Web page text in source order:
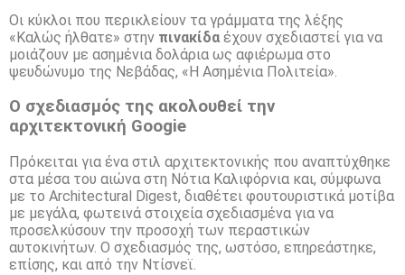
Οι κύκλοι που περικλείουν τα γράμματα της λέξης
«Καλώς ήλθατε» στην πινακίδα έχουν σχεδιαστεί για να
μοιάζουν με ασημένια δολάρια ως αφιέρωμα στο
ψευδώνυμο της Νεβάδας, «Η Ασημένια Πολιτεία».
Ο σχεδιασμός της ακολουθεί την
αρχιτεκτονική Googie
Πρόκειται για ένα στιλ αρχιτεκτονικής που αναπτύχθηκε
στα μέσα του αιώνα στη Νότια Καλιφόρνια και, σύμφωνα
με το Architectural Digest, διαθέτει φουτουριστικά μοτίβα
με μεγάλα, φωτεινά στοιχεία σχεδιασμένα για να
προσελκύσουν την προσοχή των περαστικών
αυτοκινήτων. Ο σχεδιασμός της, ωστόσο, επηρεάστηκε,
επίσης, και από την Ντίσνεϊ.